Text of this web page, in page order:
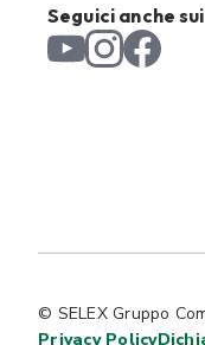
Seguici anche
© SELEX Gruppo
Privacy Policy